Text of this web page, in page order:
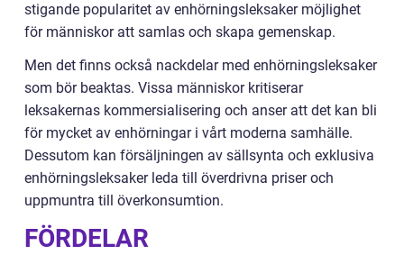
stigande popularitet av enhörningsleksaker möjlighet
för människor att samlas och skapa gemenskap.
Men det finns också nackdelar med enhörningsleksaker
som bör beaktas. Vissa människor kritiserar
leksakernas kommersialisering och anser att det kan bli
för mycket av enhörningar i vårt moderna samhälle.
Dessutom kan försäljningen av sällsynta och exklusiva
enhörningsleksaker leda till överdrivna priser och
uppmuntra till överkonsumtion.
FÖRDELAR